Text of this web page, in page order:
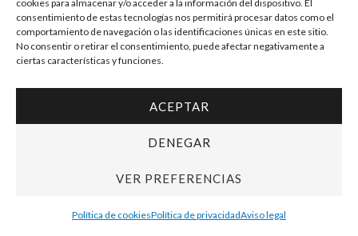
cookies para almacenar y/o acceder a la información del dispositivo. El
consentimiento de estas tecnologías nos permitirá procesar datos como el
comportamiento de navegación o las identificaciones únicas en este sitio.
No consentir o retirar el consentimiento, puede afectar negativamente a
ciertas características y funciones.
ACEPTAR
DENEGAR
VER PREFERENCIAS
Política de cookiesPolítica de privacidadAviso legal
Dibujos Originales
Portada original
Xunguis vs
Flunkerne- Cera /
AÑADIR AL CARRITO
Dibujos Originales
Summer Sale –
Cómic Lo mejor de
Cera
90,00€78,00€